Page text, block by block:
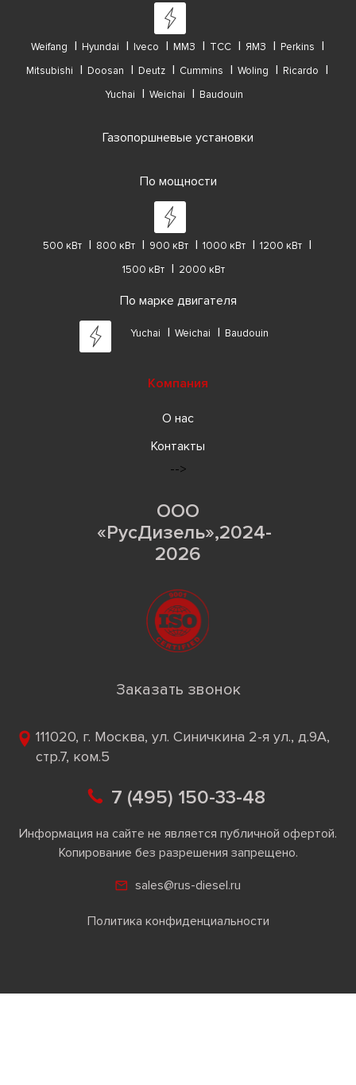
Weifang Hyundai Iveco ММЗ ТСС ЯМЗ
Perkins
Mitsubishi
Doosan Deutz Cummins Woling
Ricardo
Yuchai
Weichai Baudouin
Газопоршневые установки
По мощности
500 кВт 800 кВт 900 кВт 1000 кВт
1200 кВт
1500 кВт
2000 кВт
По марке двигателя
Yuchai Weichai Baudouin
Компания
О нас
Контакты
-->
ООО
«РусДизель»,2024-
2026
Заказать звонок
111020, г. Москва, ул. Синичкина 2-я ул., д.9А,
стр.7, ком.5
7 (495) 150-33-48
Информация на сайте не является публичной офертой.
Копирование без разрешения запрещено.
sales@rus-diesel.ru
Политика конфиденциальности